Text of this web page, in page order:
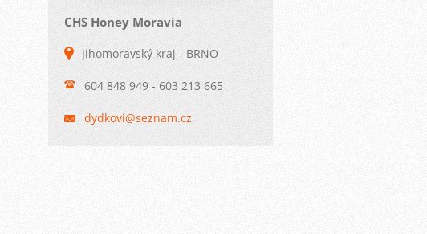
CHS Honey Moravia
Jihomoravský kraj - BRNO
604 848 949 - 603 213 665
dydkovi@seznam.cz